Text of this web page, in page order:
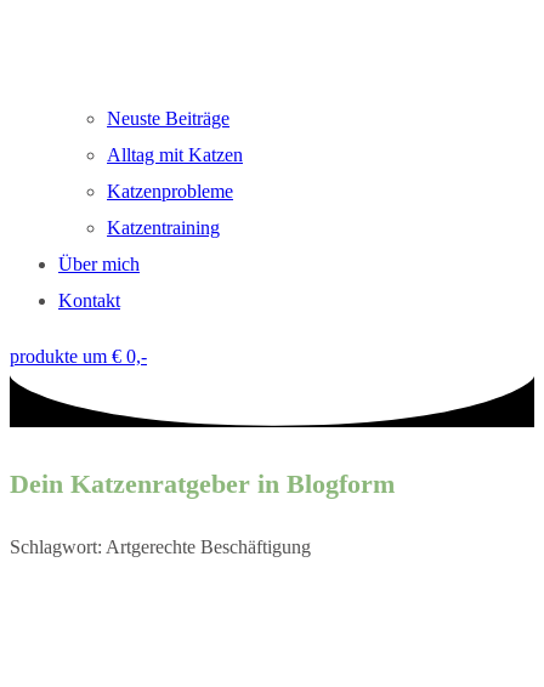
Neuste Beiträge
Alltag mit Katzen
Katzenprobleme
Katzentraining
Über mich
Kontakt
produkte um € 0,-
Dein Katzenratgeber in Blogform
Schlagwort: Artgerechte Beschäftigung